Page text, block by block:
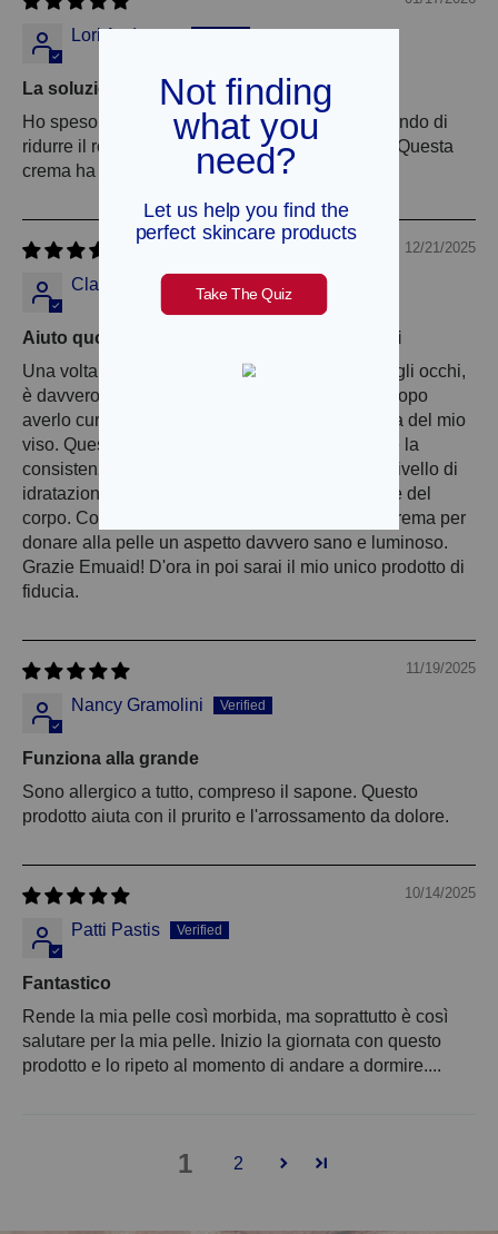
Lori Anderson
La soluzione migliore per la rosacea
Ho speso una notevole quantità di denaro cercando di
ridurre il rossore e la sensibilità della mia pelle. Questa
crema ha risolto tutto. La consiglio vivamente.
12/21/2025
Claudia Mayer
Aiuto quotidiano per gestire le riacutizzazioni
Una volta che hai sofferto di un grave eczema agli occhi,
è davvero difficile fidarsi di qualsiasi prodotto. Dopo
averlo curato con Emuaid volevo prendermi cura del mio
viso. Questa crema era perfetta. Gli ingredienti e la
consistenza sono curativi e forniscono il giusto livello di
idratazione. La uso anche sulle zone infiammate del
corpo. Consiglio: applicare il balsamo dopo la crema per
donare alla pelle un aspetto davvero sano e luminoso.
Grazie Emuaid! D'ora in poi sarai il mio unico prodotto di
fiducia.
11/19/2025
Nancy Gramolini
Funziona alla grande
Sono allergico a tutto, compreso il sapone. Questo
prodotto aiuta con il prurito e l'arrossamento da dolore.
10/14/2025
Patti Pastis
Fantastico
Rende la mia pelle così morbida, ma soprattutto è così
salutare per la mia pelle. Inizio la giornata con questo
prodotto e lo ripeto al momento di andare a dormire....
1 2